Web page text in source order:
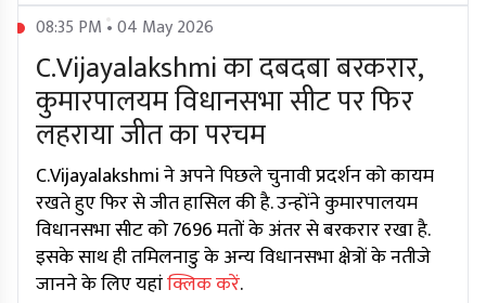
08:35 PM • 04 May 2026
C.Vijayalakshmi का दबदबा बरकरार,
कुमारपालयम विधानसभा सीट पर फिर
लहराया जीत का परचम
C.Vijayalakshmi ने अपने पिछले चुनावी प्रदर्शन को कायम
रखते हुए फिर से जीत हासिल की है. उन्होंने कुमारपालयम
विधानसभा सीट को 7696 मतों के अंतर से बरकरार रखा है.
इसके साथ ही तमिलनाडु के अन्य विधानसभा क्षेत्रों के नतीजे
जानने के लिए यहांक्लिक करें.